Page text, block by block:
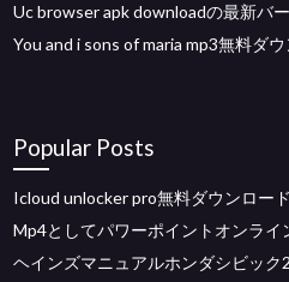
Uc browser apk downloadの最新バ
You and i sons of maria mp3無料ダ
Popular Posts
Icloud unlocker pro無料ダウンロード
Mp4としてパワーポイントオンライ
ヘインズマニュアルホンダシビック